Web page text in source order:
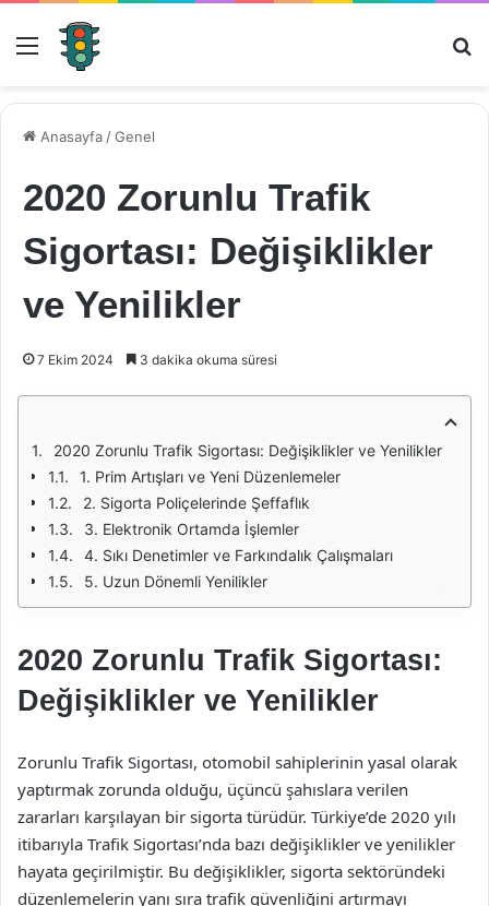
Menü
Anasayfa /Genel
2020 Zorunlu Trafik
Sigortası: Değişiklikler
ve Yenilikler
7 Ekim 2024 3 dakika okuma süresi
2020 Zorunlu Trafik Sigortası: Değişiklikler ve Yenilikler
1. Prim Artışları ve Yeni Düzenlemeler
2. Sigorta Poliçelerinde Şeffaflık
3. Elektronik Ortamda İşlemler
4. Sıkı Denetimler ve Farkındalık Çalışmaları
5. Uzun Dönemli Yenilikler
2020 Zorunlu Trafik Sigortası:
Değişiklikler ve Yenilikler
Zorunlu Trafik Sigortası, otomobil sahiplerinin yasal olarak
yaptırmak zorunda olduğu, üçüncü şahıslara verilen
zararları karşılayan bir sigorta türüdür. Türkiye’de 2020 yılı
itibarıyla Trafik Sigortası’nda bazı değişiklikler ve yenilikler
hayata geçirilmiştir. Bu değişiklikler, sigorta sektöründeki
düzenlemelerin yanı sıra trafik güvenliğini artırmayı